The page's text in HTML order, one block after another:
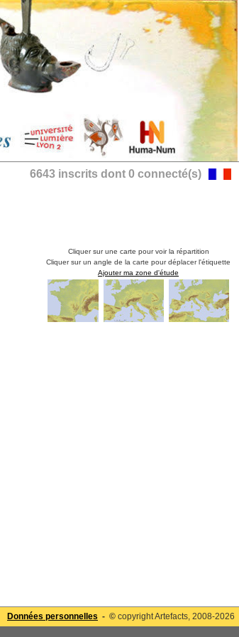
6643 inscrits dont 0 connecté(s)
Cliquer sur une carte pour voir la répartition
Cliquer sur un angle de la carte pour déplacer l'étiquette
Ajouter ma zone d'étude
Données personnelles - © copyright Artefacts, 2008-2026